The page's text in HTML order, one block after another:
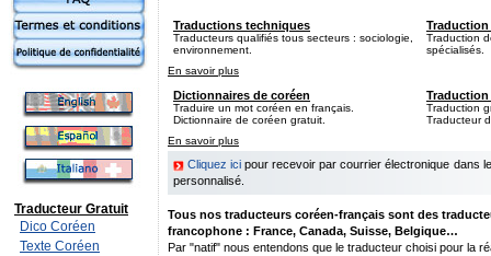
Traducteur Gratuit
Dico Coréen
Texte Coréen
Traductions techniques
Traducteurs qualifiés tous secteurs : sociologie,
environnement.
Traduction
Traduction
spécialisés.
En savoir plus
Dictionnaires de coréen
Traduire un mot coréen en français.
Dictionnaire de coréen gratuit.
Traduction
Traducteur
En savoir plus
Cliquez ici pour recevoir par courrier électronique dans
personnalisé.
Tous nos traducteurs coréen-français sont des
francophone : France, Canada, Suisse, Belgique…
Par "natif" nous entendons que le traducteur choisi pour la